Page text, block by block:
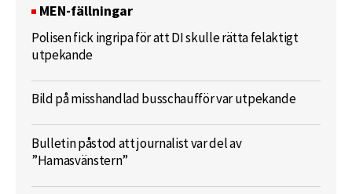
MEN-fällningar
Polisen fick ingripa för att DI skulle rätta felaktigt
utpekande
Bild på misshandlad busschaufför var utpekande
Bulletin påstod att journalist var del av
”Hamasvänstern”